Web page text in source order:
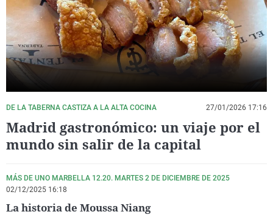
La rosa de los vientos
Gente viajera
Como el perro y el
Caso
Retornados
Equipo de
Operación Viuda
Extremadura
Galicia
La Rioja
País Vasco
Virales
Televisión
Elecciones
DE LA TABERNA CASTIZA A LA ALTA COCINA 27/01/2026 17:16
Madrid gastronómico: un viaje por el
mundo sin salir de la capital
MÁS DE UNO MARBELLA 12.20. MARTES 2 DE DICIEMBRE DE 2025
02/12/2025 16:18
La historia de Moussa Niang